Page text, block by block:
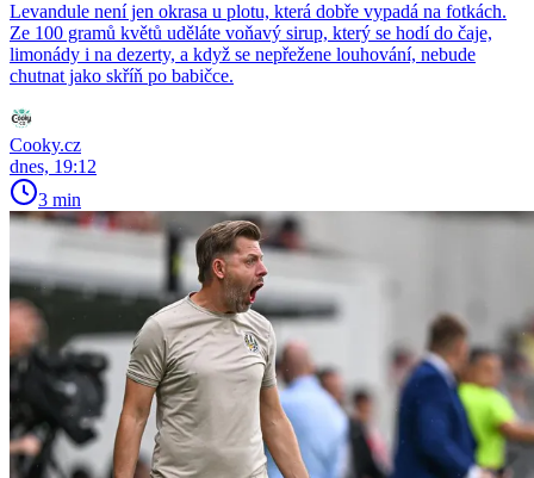
Levandule není jen okrasa u plotu, která dobře vypadá na fotkách.
Ze 100 gramů květů uděláte voňavý sirup, který se hodí do čaje,
limonády i na dezerty, a když se nepřežene louhování, nebude
chutnat jako skříň po babičce.
Cooky.cz
dnes, 19:12
3 min